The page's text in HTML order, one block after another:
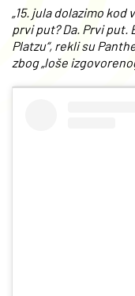
„15. jula dolazimo kod
prvi put? Da. Prvi put.
Platzu“, rekli su
zbog „loše